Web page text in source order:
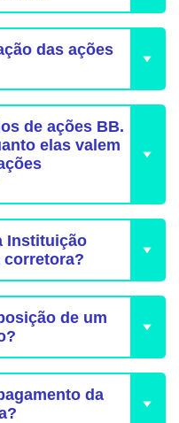
das ações
de ações BB.
elas valem
Instituição
corretora?
de um
da